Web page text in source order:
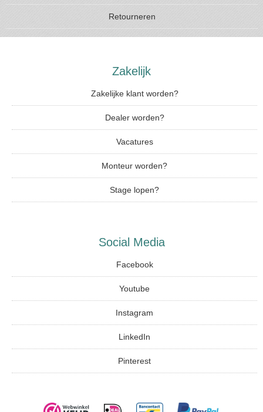
Retourneren
Zakelijk
Zakelijke klant worden?
Dealer worden?
Vacatures
Monteur worden?
Stage lopen?
Social Media
Facebook
Youtube
Instagram
LinkedIn
Pinterest